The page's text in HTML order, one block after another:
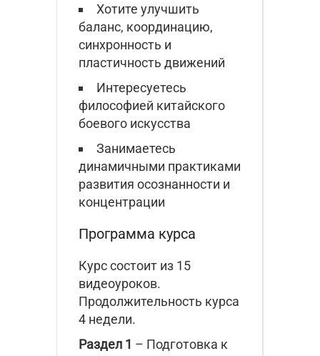
Хотите улучшить
баланс, координацию,
синхронность и
пластичность движений
Интересуетесь
философией китайского
боевого искусства
Занимаетесь
динамичными практиками
развития осознанности и
концентрации
Программа курса
Курс состоит из 15
видеоуроков.
Продолжительность курса
4 недели.
Раздел 1 – Подготовка к